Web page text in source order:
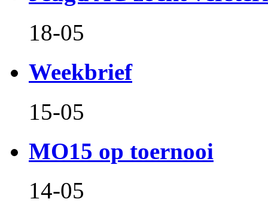
18-05
Weekbrief
15-05
MO15 op toernooi
14-05